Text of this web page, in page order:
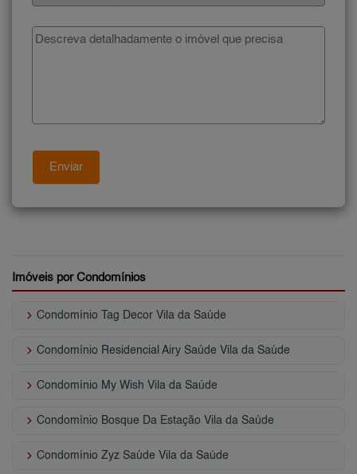
Imóveis por Condomínios
keyboard_arrow_right Condomínio Tag Decor Vila da Saúde
keyboard_arrow_right Condomínio Residencial Airy Saúde Vila da Saúde
keyboard_arrow_right Condomínio My Wish Vila da Saúde
keyboard_arrow_right Condomínio Bosque Da Estação Vila da Saúde
keyboard_arrow_right Condomínio Zyz Saúde Vila da Saúde